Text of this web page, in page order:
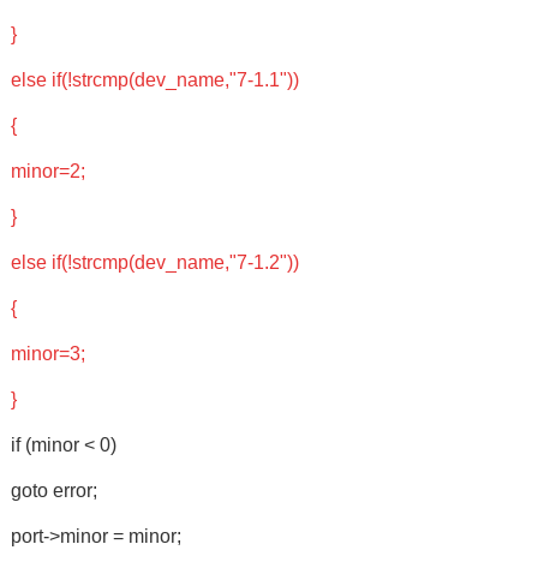
}
else if(!strcmp(dev_name,"7-1.1"))
{
minor=2;
}
else if(!strcmp(dev_name,"7-1.2"))
{
minor=3;
}
if (minor < 0)
goto error;
port->minor = minor;